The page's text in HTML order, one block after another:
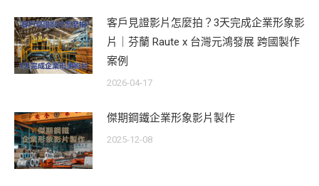
客戶見證影片怎麼拍？3天完成企業形象影
片｜芬蘭 Raute x 台灣元鴻發展 跨國製作
案例
2026-04-17
傑期鋼鐵企業形象影片製作
2025-12-08